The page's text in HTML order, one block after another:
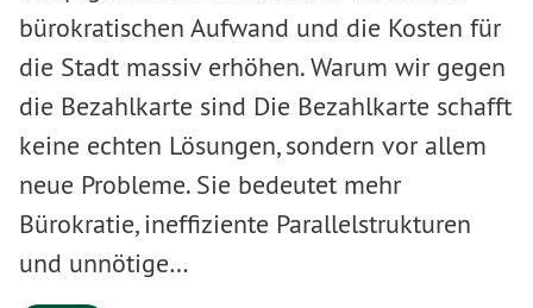
bürokratischen Aufwand und die Kosten für
die Stadt massiv erhöhen. Warum wir gegen
die Bezahlkarte sind Die Bezahlkarte schafft
keine echten Lösungen, sondern vor allem
neue Probleme. Sie bedeutet mehr
Bürokratie, ineffiziente Parallelstrukturen
und unnötige…